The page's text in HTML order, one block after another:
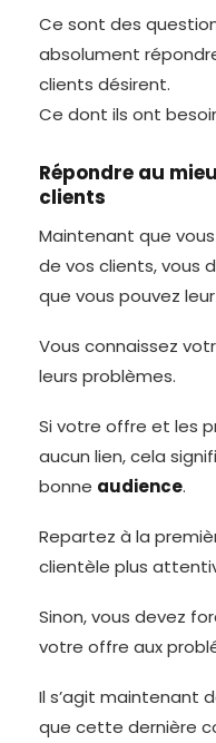
Ce sont des
absolument
clients désirent.
Ce dont ils ont
Répondre au
clients
Maintenant que
de vos clients, vous
que vous pouvez
Vous connaissez
leurs problèmes.
Si votre offre et les
aucun lien, cela
bonne audience.
Repartez à la
clientèle plus
Sinon, vous devez
votre offre aux
Il s’agit maintenant
que cette dernière